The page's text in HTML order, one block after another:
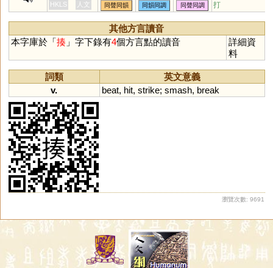
HKLS
人文 同聲同韻 同韻同調 同聲同調 打
其他方言讀音
本字庫於「揍」字下錄有4個方言點的讀音
詳細資
料
詞類
英文意義
v.
beat, hit, strike; smash, break
瀏覽次數: 9691